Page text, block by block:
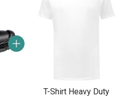
T-Shirt Heavy Duty